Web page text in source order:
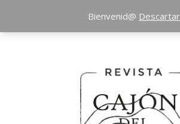
Bienvenid@ Descartar